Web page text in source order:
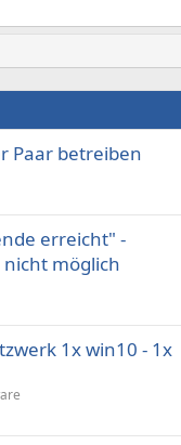
Paar betreiben
erreicht" -
möglich
1x win10 - 1x